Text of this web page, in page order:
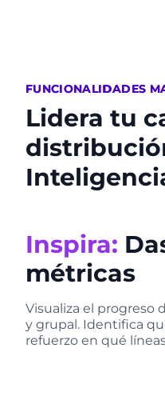
FUNCIONALIDADES
Lidera tu
Inspira:
métricas
Visualiza el progreso
y grupal. Identifica
refuerzo en qué